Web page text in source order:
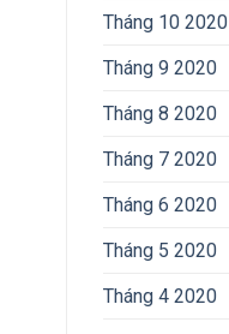
Tháng 10 2020
Tháng 9 2020
Tháng 8 2020
Tháng 7 2020
Tháng 6 2020
Tháng 5 2020
Tháng 4 2020